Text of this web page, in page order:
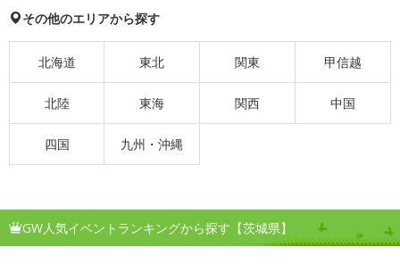
その他のエリアから探す
北海道 東北 関東 甲信越
北陸 東海 関西 中国
四国 九州・沖縄
GW人気イベントランキングから探す【茨城県】